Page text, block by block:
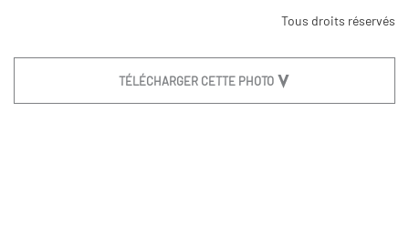
Tous droits réservés
TÉLÉCHARGER CETTE PHOTO